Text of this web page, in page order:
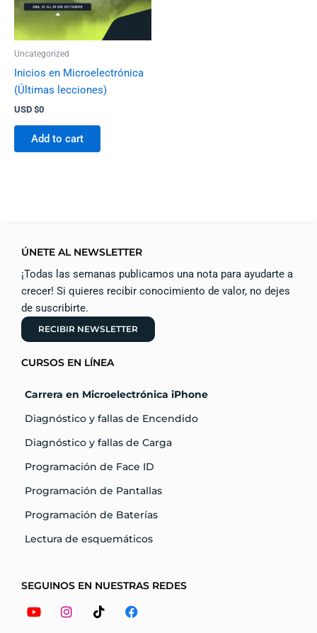
Uncategorized
Inicios en Microelectrónica
(Últimas lecciones)
USD $0
Add to cart
ÚNETE AL NEWSLETTER
¡Todas las semanas publicamos una nota para ayudarte a
crecer! Si quieres recibir conocimiento de valor, no dejes
de suscribirte.
RECIBIR NEWSLETTER
CURSOS EN LÍNEA
Carrera en Microelectrónica iPhone
Diagnóstico y fallas de Encendido
Diagnóstico y fallas de Carga
Programación de Face ID
Programación de Pantallas
Programación de Baterías
Lectura de esquemáticos
SEGUINOS EN NUESTRAS REDES
YoutubeInstagramTiktokFacebook